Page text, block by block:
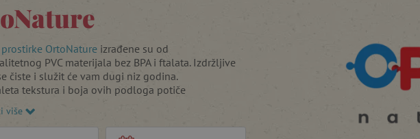
prostirke OrtoNature izrađene su od
PVC materijala bez BPA i ftalata. Izdržljive
čiste i služit će vam dugi niz godina.
tekstura i boja ovih podloga potiče
poboljšava cirkulaciju, podržava korekciju
stopala, pomaže u uklanjanju oteklina nogu i
vestibularnog sustava.
više